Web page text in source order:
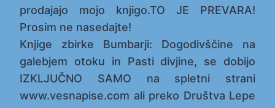
prodajajo mojo knjigo.TO JE PREVARA!
Prosim ne nasedajte!
Knjige zbirke Bumbarji: Dogodivščine na
galebjem otoku in Pasti divjine, se dobijo
IZKLJUČNO SAMO na spletni strani
www.vesnapise.com ali preko Društva Lepe